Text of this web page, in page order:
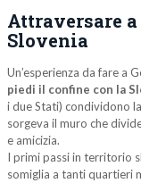
Attraversare
Slovenia
Un’esperienza da fare a
piedi il confine con la
i due Stati) condividono la
sorgeva il muro che
e amicizia.
I primi passi in territorio
somiglia a tanti quartieri